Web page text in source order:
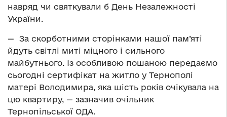
навряд чи святкували б День Незалежності
України.
— За скорботними сторінками нашої пам’яті
йдуть світлі миті міцного і сильного
майбутнього. Із особливою пошаною передаємо
сьогодні сертифікат на житло у Тернополі
матері Володимира, яка шість років очікувала на
цю квартиру, — зазначив очільник
Тернопільської ОДА.